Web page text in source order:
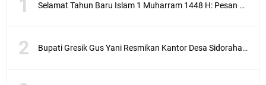
Selamat Tahun Baru Islam 1 Muharram 1448 H: Pesan Hijrah Drs. H. Husnul Aqib, M.M. untuk Negeri
Bupati Gresik Gus Yani Resmikan Kantor Desa Sidoraharjo: Simbol Komitmen Pelayanan Publik dan Kepedulian Sosial